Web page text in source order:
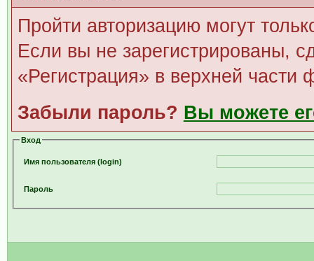
Пройти авторизацию могут
Если вы не зарегистрированы,
«Регистрация» в верхней части
Забыли пароль? Вы можете
Вход
Имя пользователя (login)
Пароль